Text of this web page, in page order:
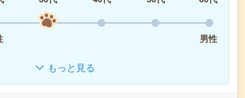
男性
もっと見る